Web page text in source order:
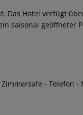
Das Hotel verfügt
saisonal geöffneter
- Telefon -